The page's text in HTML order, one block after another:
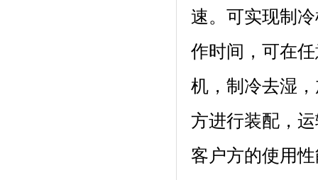
速。可实现制
作时间，可
机，制冷去湿
方进行装配
客户方的使用性能